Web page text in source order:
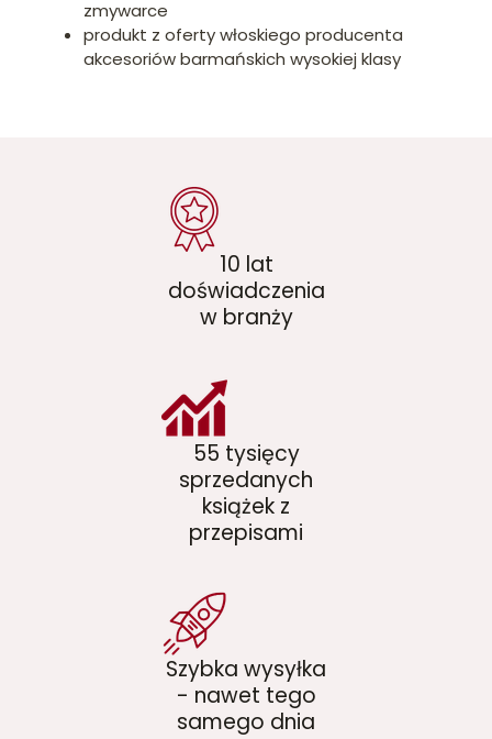
zmywarce
produkt z oferty włoskiego producenta
akcesoriów barmańskich wysokiej klasy
10 lat
doświadczenia
w branży
55 tysięcy
sprzedanych
książek z
przepisami
Szybka wysyłka
- nawet tego
samego dnia